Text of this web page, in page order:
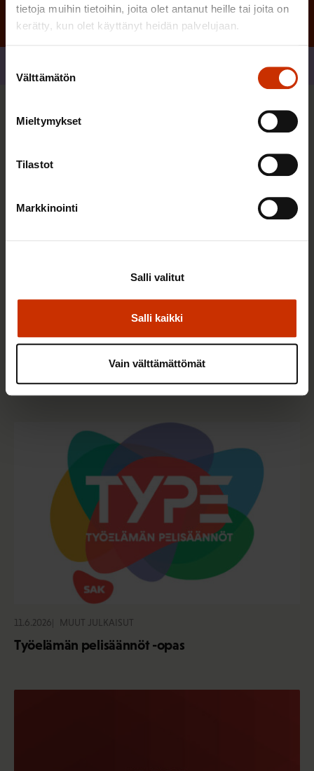
tietoja muihin tietoihin, joita olet antanut heille tai joita on
kerätty, kun olet käyttänyt heidän palvelujaan.
valinta
Välttämätön
Mieltymykset
Tilastot
Markkinointi
Salli kaikki
Salli valitut
Vain välttämättömät
Sinua saattaa myös kiinnostaa
11.6.2026 MUUT JULKAISUT
Työelämän pelisäännöt -opas